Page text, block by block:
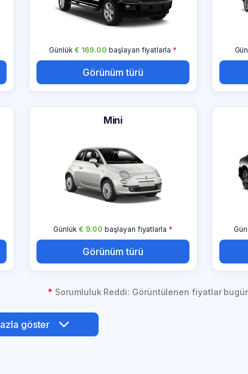
Günlük € 169.00 başlayan fiyatlarla *
Görünüm türü
Mini
Günlük € 9.00 başlayan fiyatlarla *
Görünüm türü
* Sorumluluk Reddi: Görüntülenen fiyatlar
göster